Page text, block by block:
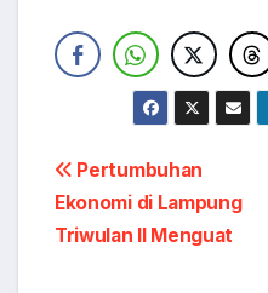
Navigasi
pos
Pertumbuhan
Ekonomi di Lampung
Triwulan II Menguat